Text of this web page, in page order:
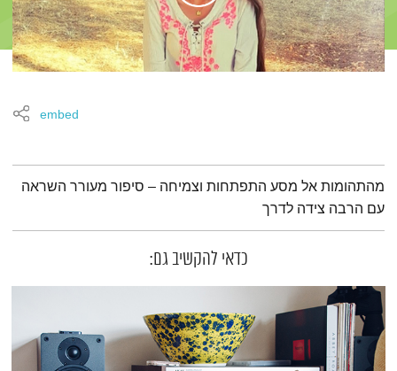
embed
תמצית הפודקאסט
מהתהומות אל מסע התפתחות וצמיחה – סיפור מעורר השראה
עם הרבה צידה לדרך
כדאי להקשיב גם: